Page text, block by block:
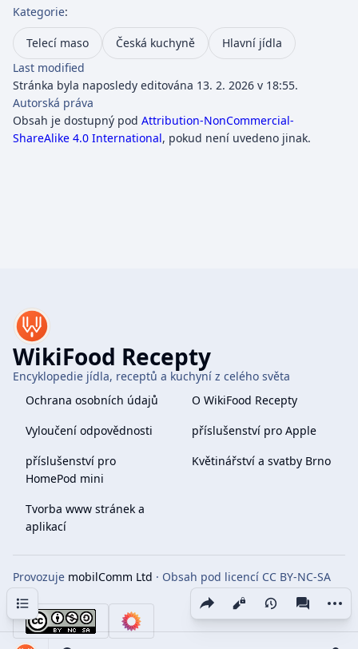
Share this page
Zobrazení
Obsah
Kategorie:
Telecí maso Česká kuchyně
Hlavní jídla
Last modified
Stránka byla naposledy editována 13. 2. 2026 v 18:55.
Autorská práva
Obsah je dostupný pod Attribution-NonCommercial-
ShareAlike 4.0 International, pokud není uvedeno jinak.
WikiFood Recepty
Encyklopedie jídla, receptů a kuchyní z celého světa
Ochrana osobních údajů
O WikiFood Recepty
Vyloučení odpovědnosti
příslušenství pro Apple
příslušenství pro
HomePod mini
Květinářství a svatby Brno
Tvorba www stránek a
aplikací
Provozuje mobilComm Ltd · Obsah pod licencí CC BY-NC-SA
4.0